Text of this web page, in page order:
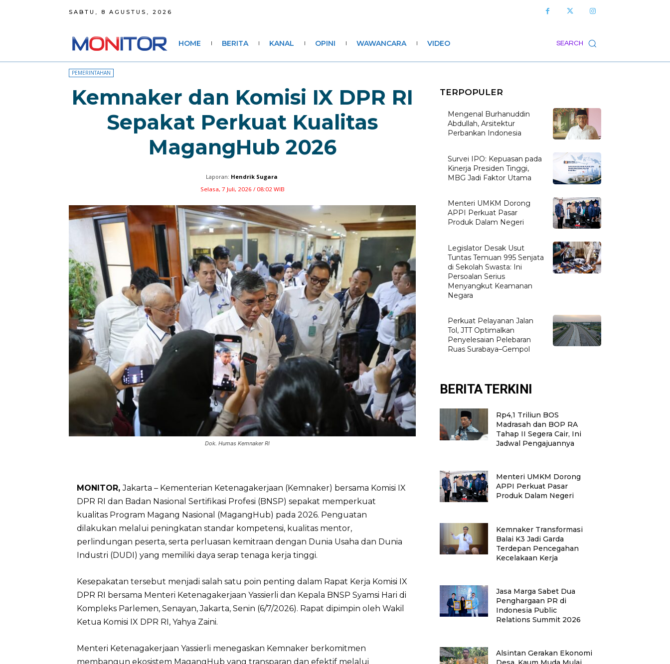
SABTU, 8 AGUSTUS, 2026
SEARCH
HOME BERITA KANAL OPINI WAWANCARA VIDEO
PEMERINTAHAN
Kemnaker dan Komisi IX DPR RI
Sepakat Perkuat Kualitas
MagangHub 2026
Laporan: Hendrik Sugara
Selasa, 7 Juli, 2026 / 08:02 WIB
Dok. Humas Kemnaker RI
MONITOR,Jakarta – Kementerian Ketenagakerjaan (Kemnaker) bersama Komisi IX
DPR RI dan Badan Nasional Sertifikasi Profesi (BNSP) sepakat memperkuat
kualitas Program Magang Nasional (MagangHub) pada 2026. Penguatan
dilakukan melalui peningkatan standar kompetensi, kualitas mentor,
perlindungan peserta, serta perluasan kemitraan dengan Dunia Usaha dan Dunia
Industri (DUDI) yang memiliki daya serap tenaga kerja tinggi.
Kesepakatan tersebut menjadi salah satu poin penting dalam Rapat Kerja Komisi IX
DPR RI bersama Menteri Ketenagakerjaan Yassierli dan Kepala BNSP Syamsi Hari di
Kompleks Parlemen, Senayan, Jakarta, Senin (6/7/2026). Rapat dipimpin oleh Wakil
Ketua Komisi IX DPR RI, Yahya Zaini.
Menteri Ketenagakerjaan Yassierli menegaskan Kemnaker berkomitmen
membangun ekosistem MagangHub yang transparan dan efektif melalui
TERPOPULER
Mengenal Burhanuddin
Abdullah, Arsitektur
Perbankan Indonesia
Survei IPO: Kepuasan pada
Kinerja Presiden Tinggi,
MBG Jadi Faktor Utama
Menteri UMKM Dorong
APPI Perkuat Pasar
Produk Dalam Negeri
Legislator Desak Usut
Tuntas Temuan 995 Senjata
di Sekolah Swasta: Ini
Persoalan Serius
Menyangkut Keamanan
Negara
Perkuat Pelayanan Jalan
Tol, JTT Optimalkan
Penyelesaian Pelebaran
Ruas Surabaya–Gempol
BERITA TERKINI
Rp4,1 Triliun BOS
Madrasah dan BOP RA
Tahap II Segera Cair, Ini
Jadwal Pengajuannya
Menteri UMKM Dorong
APPI Perkuat Pasar
Produk Dalam Negeri
Kemnaker Transformasi
Balai K3 Jadi Garda
Terdepan Pencegahan
Kecelakaan Kerja
Jasa Marga Sabet Dua
Penghargaan PR di
Indonesia Public
Relations Summit 2026
Alsintan Gerakan Ekonomi